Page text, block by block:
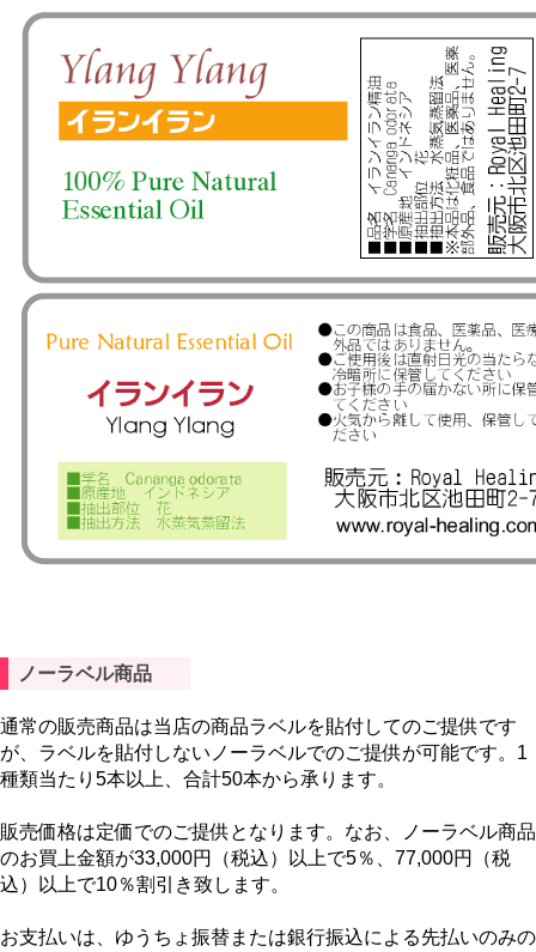
ノーラベル商品
通常の販売商品は当店の商品ラベルを貼付してのご提供です
が、ラベルを貼付しないノーラベルでのご提供が可能です。1
種類当たり5本以上、合計50本から承ります。
販売価格は定価でのご提供となります。なお、ノーラベル商品
のお買上金額が33,000円（税込）以上で5％、77,000円（税
込）以上で10％割引き致します。
お支払いは、ゆうちょ振替または銀行振込による先払いのみの